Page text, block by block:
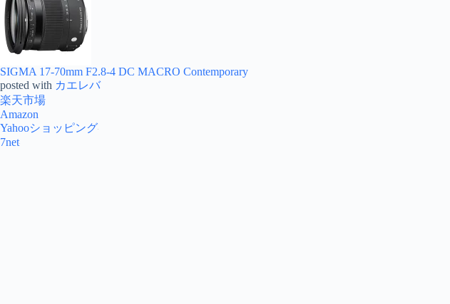
SIGMA 17-70mm F2.8-4 DC MACRO Contemporary
posted with カエレバ
楽天市場
Amazon
Yahooショッピング
7net